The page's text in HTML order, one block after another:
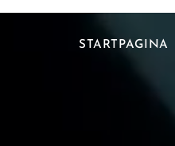
STARTPAGINA